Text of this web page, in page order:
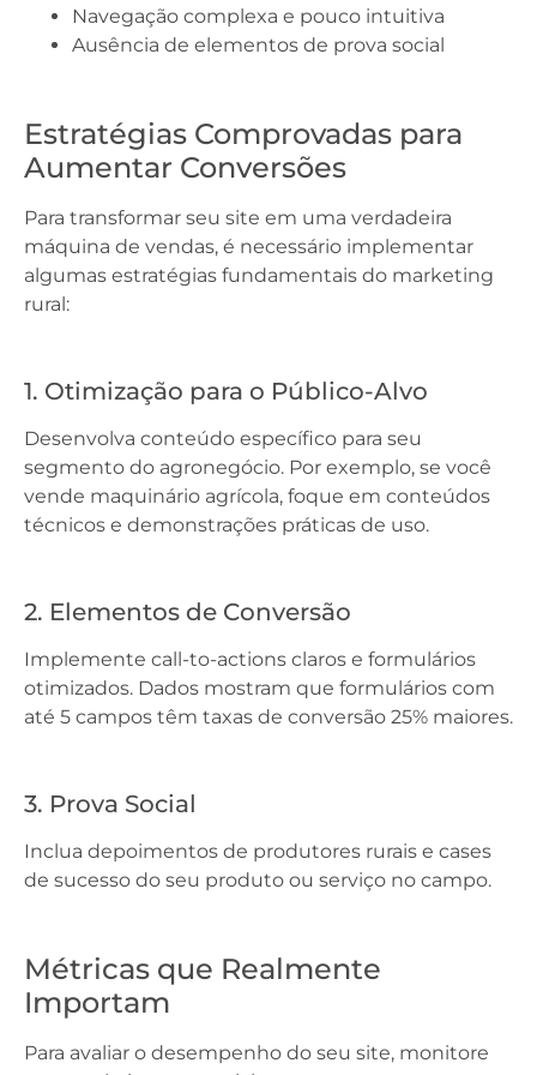
Navegação complexa e pouco intuitiva
Ausência de elementos de prova social
Estratégias Comprovadas para
Aumentar Conversões
Para transformar seu site em uma verdadeira
máquina de vendas, é necessário implementar
algumas estratégias fundamentais do marketing
rural:
1. Otimização para o Público-Alvo
Desenvolva conteúdo específico para seu
segmento do agronegócio. Por exemplo, se você
vende maquinário agrícola, foque em conteúdos
técnicos e demonstrações práticas de uso.
2. Elementos de Conversão
Implemente call-to-actions claros e formulários
otimizados. Dados mostram que formulários com
até 5 campos têm taxas de conversão 25% maiores.
3. Prova Social
Inclua depoimentos de produtores rurais e cases
de sucesso do seu produto ou serviço no campo.
Métricas que Realmente
Importam
Para avaliar o desempenho do seu site, monitore